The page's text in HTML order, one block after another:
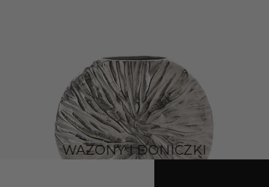
WAZONY I DONICZKI